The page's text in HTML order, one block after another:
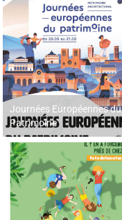
Journées Européennes du
Patrimoine